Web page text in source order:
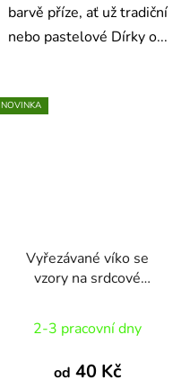
barvě příze, ať už tradiční
nebo pastelové Dírky o...
NOVINKA
Vyřezávané víko se
vzory na srdcové
2-3 pracovní dny
od 40 Kč